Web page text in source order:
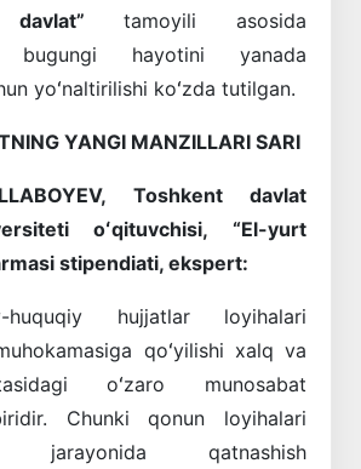
tamoyili asosida
bugungi hayotini yanada
yoʻnaltirilishi koʻzda tutilgan.
YANGI MANZILLARI SARI
Toshkent davlat
oʻqituvchisi, “El-yurt
stipendiati, ekspert:
hujjatlar loyihalari
qoʻyilishi xalq va
oʻzaro munosabat
Chunki qonun loyihalari
jarayonida qatnashish